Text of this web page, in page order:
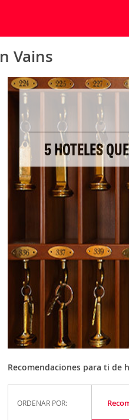
Vains
5 HOTELES
Recomendaciones para ti de
ORDENAR POR: